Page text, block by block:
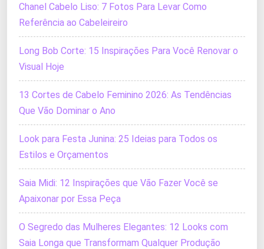
Chanel Cabelo Liso: 7 Fotos Para Levar Como
Referência ao Cabeleireiro
Long Bob Corte: 15 Inspirações Para Você Renovar o
Visual Hoje
13 Cortes de Cabelo Feminino 2026: As Tendências
Que Vão Dominar o Ano
Look para Festa Junina: 25 Ideias para Todos os
Estilos e Orçamentos
Saia Midi: 12 Inspirações que Vão Fazer Você se
Apaixonar por Essa Peça
O Segredo das Mulheres Elegantes: 12 Looks com
Saia Longa que Transformam Qualquer Produção